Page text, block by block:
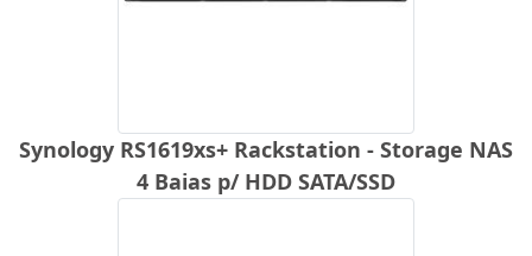
Synology RS1619xs+ Rackstation - Storage NAS
4 Baias p/ HDD SATA/SSD